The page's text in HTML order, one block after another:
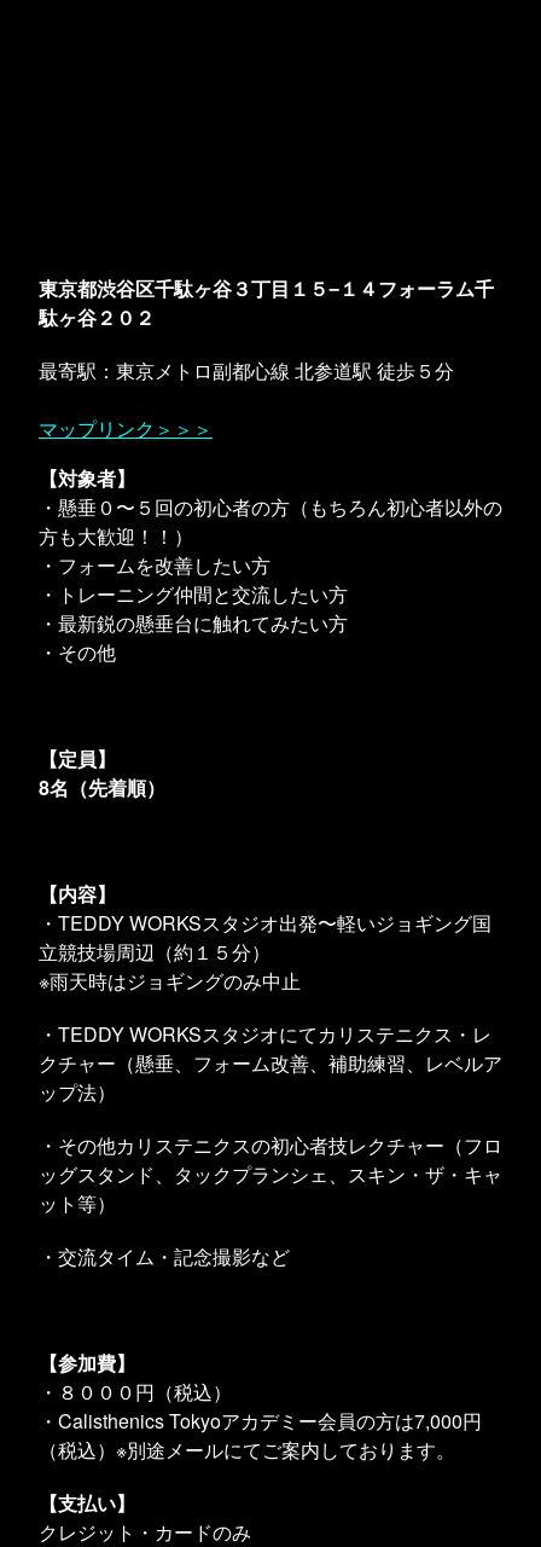
東京都渋谷区千駄ヶ谷３丁目１５−１４フォーラム千
駄ヶ谷２０２
最寄駅：東京メトロ副都心線 北参道駅 徒歩５分
マップリンク＞＞＞
【対象者】
・懸垂０〜５回の初心者の方（もちろん初心者以外の
方も大歓迎！！）
・フォームを改善したい方
・トレーニング仲間と交流したい方
・最新鋭の懸垂台に触れてみたい方
・その他
【定員】
8名（先着順）
【内容】
・TEDDY WORKSスタジオ出発〜軽いジョギング国
立競技場周辺（約１５分）
※雨天時はジョギングのみ中止
・TEDDY WORKSスタジオにてカリステニクス・レ
クチャー（懸垂、フォーム改善、補助練習、レベルア
ップ法）
・その他カリステニクスの初心者技レクチャー（フロ
ッグスタンド、タックプランシェ、スキン・ザ・キャ
ット等）
・交流タイム・記念撮影など
【参加費】
・８０００円（税込）
・Calisthenics Tokyoアカデミー会員の方は7,000円
（税込）※別途メールにてご案内しております。
【支払い】
クレジット・カードのみ